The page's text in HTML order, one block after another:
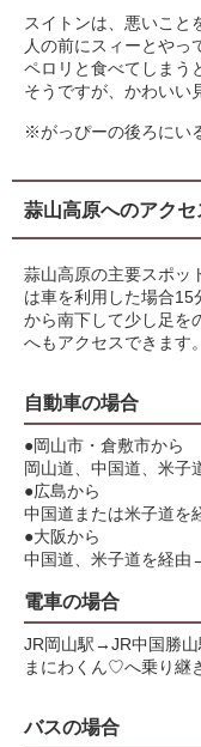
スイトンは、悪いこと
人の前にスィーとやっ
ペロリと食べてしまう
そうですが、かわいい
※がっぴーの後ろにい
蒜山高原へのアク
蒜山高原の主要スポッ
は車を利用した場合
から南下して少し足を
へもアクセスできます。
自動車の場合
●岡山市・倉敷市から
岡山道、中国道、米子
●広島から
中国道または米子道を
●大阪から
中国道、米子道を経由
電車の場合
JR岡山駅→JR中国勝
まにわくん♡へ乗り継
バスの場合